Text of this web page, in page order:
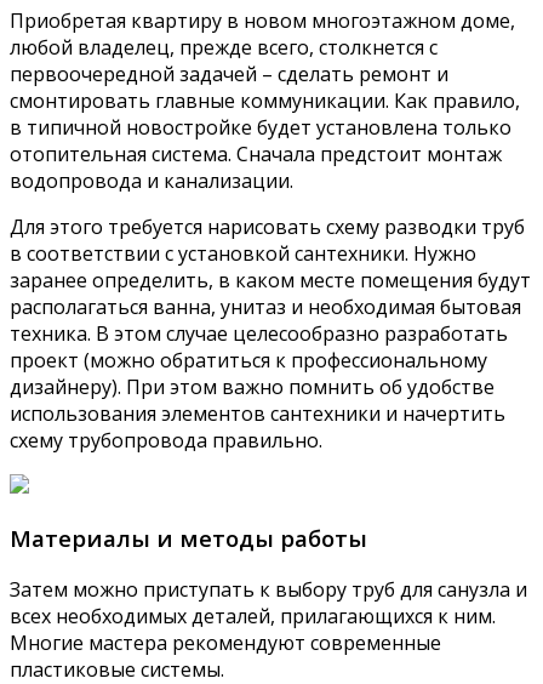
Приобретая квартиру в новом многоэтажном доме,
любой владелец, прежде всего, столкнется с
первоочередной задачей – сделать ремонт и
смонтировать главные коммуникации. Как правило,
в типичной новостройке будет установлена только
отопительная система. Сначала предстоит монтаж
водопровода и канализации.
Для этого требуется нарисовать схему разводки труб
в соответствии с установкой сантехники. Нужно
заранее определить, в каком месте помещения будут
располагаться ванна, унитаз и необходимая бытовая
техника. В этом случае целесообразно разработать
проект (можно обратиться к профессиональному
дизайнеру). При этом важно помнить об удобстве
использования элементов сантехники и начертить
схему трубопровода правильно.
Материалы и методы работы
Затем можно приступать к выбору труб для санузла и
всех необходимых деталей, прилагающихся к ним.
Многие мастера рекомендуют современные
пластиковые системы.